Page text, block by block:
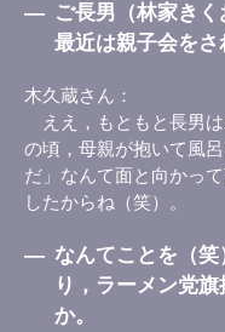
― ご長男（林家き
最近は親子会をさ
木久蔵さん
ええ，もともと長男
の頃，母親が抱いて風
だ」なんて面と向かっ
したからね（笑）。
― なんてことを（
り，ラーメン党
か。